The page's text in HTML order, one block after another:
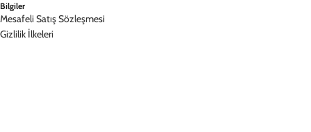
Bilgiler
Mesafeli Satış Sözleşmesi
Gizlilik İlkeleri